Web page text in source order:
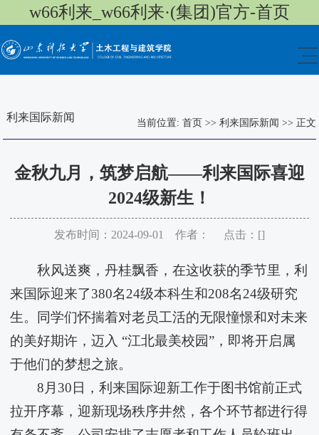
w66利来_w66利来·(集团)官方-首页
利来国际新闻 当前位置: 首页 >> 利来国际新闻 >> 正文
金秋九月，筑梦启航——​利来国际喜迎
2024级新生！
发布时间：2024-09-01 作者： 点击：[]
秋风送爽，丹桂飘香，在这收获的季节里，​利
来国际迎来了380名24级本科生和208名24级研究
生。同学们怀揣着对老员工活的无限憧憬和对未来
的美好期许，迈入 “江北最美校园”，即将开启属
于他们的梦想之旅。
8月30日，​利来国际迎新工作于图书馆前正式
拉开序幕，迎新现场秩序井然，各个环节都进行得